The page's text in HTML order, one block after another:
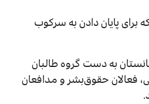
پایان دادن به سرکوب
سقوط افغانستان به دست گروه طالبان
فعالان حقوق‌بشر و مدافعان